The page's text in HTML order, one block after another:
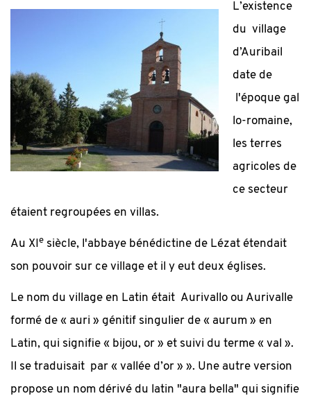
L’existence
du village
d’Auribail
date de
l'époque gal
lo-romaine,
les terres
agricoles de
ce secteur
étaient regroupées en villas.
Au XI e siècle, l'abbaye bénédictine de Lézat étendait
son pouvoir sur ce village et il y eut deux églises.
Le nom du village en Latin était Aurivallo ou Aurivalle
formé de « auri » génitif singulier de « aurum » en
Latin, qui signifie « bijou, or » et suivi du terme « val ».
Il se traduisait par « vallée d’or » ». Une autre version
propose un nom dérivé du latin "aura bella" qui signifie